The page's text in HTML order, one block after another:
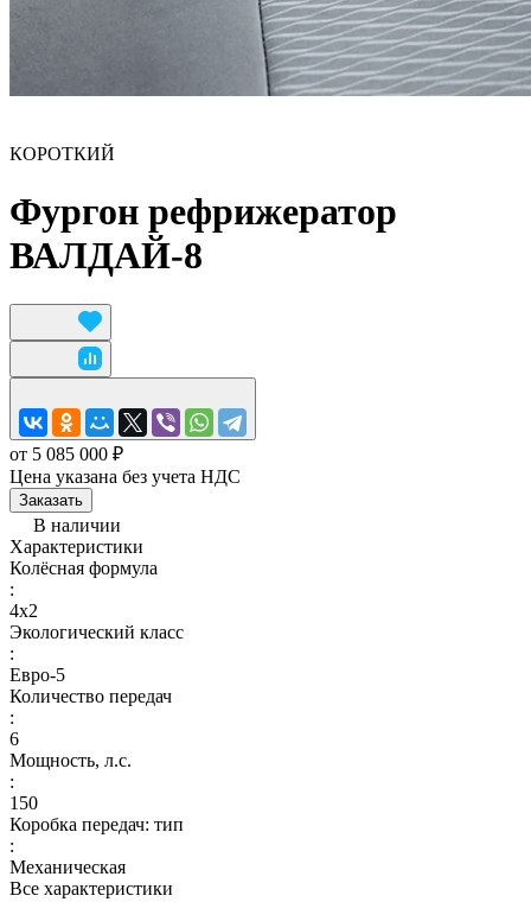
КОРОТКИЙ
Фургон рефрижератор
ВАЛДАЙ-8
от 5 085 000 ₽
Цена указана без учета НДС
Заказать
В наличии
Характеристики
Колёсная формула
:
4x2
Экологический класс
:
Евро-5
Количество передач
:
6
Мощность, л.с.
:
150
Коробка передач: тип
:
Механическая
Все характеристики